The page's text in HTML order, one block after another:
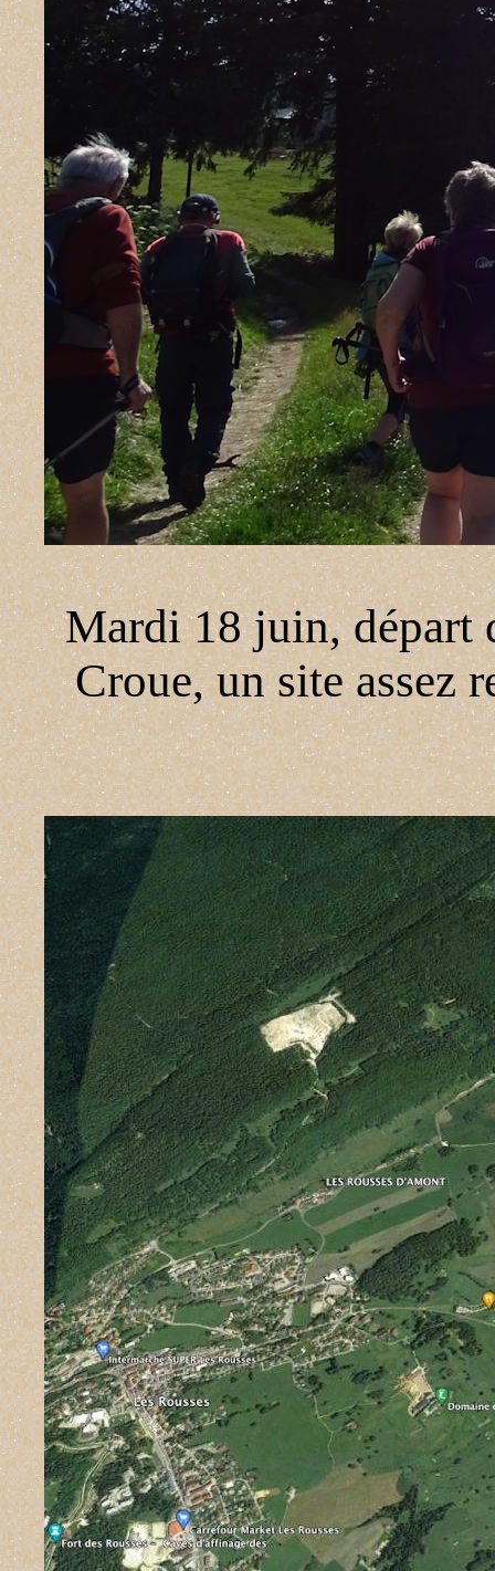
Mardi 18 juin, départ
Croue, un site assez